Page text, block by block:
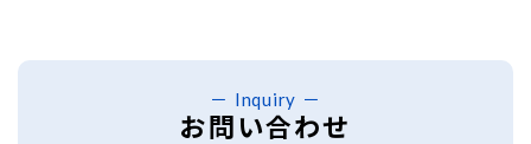
Inquiry
お問い合わせ